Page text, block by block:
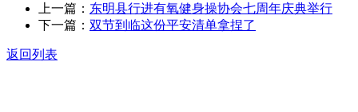
上一篇： 东明县行进有氧健身操协会七周年庆典举行
下一篇： 双节到临这份平安清单拿捏了
返回列表